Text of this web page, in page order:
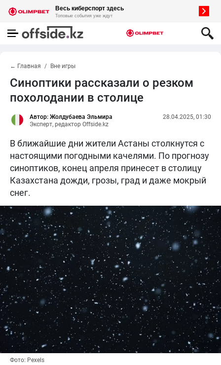
← Главная Вне игры
Синоптики рассказали о резком
похолодании в столице
Автор: Жолдубаева Эльмира
Эксперт, редактор Offside.kz
28.04.2025, 01:30
В ближайшие дни жители Астаны столкнутся с
настоящими погодными качелями. По прогнозу
синоптиков, конец апреля принесет в столицу
Казахстана дожди, грозы, град и даже мокрый
снег.
Фото: Pexels